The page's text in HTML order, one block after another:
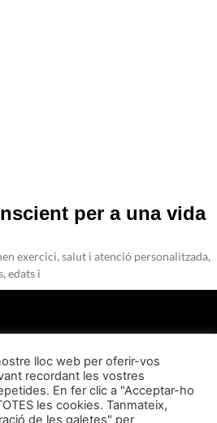
per a una vida
exercici, salut i atenció personalitzada,
edats i
AVÍS LEGAL POLÍTICA DE PRIVACITAT
lloc web per oferir-vos
recordant les vostres
En fer clic a "Acceptar-ho
les cookies. Tanmateix,
de les galetes" per